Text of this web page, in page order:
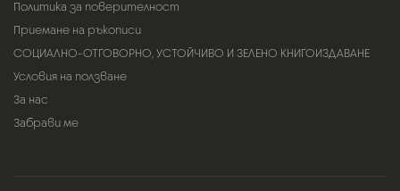
Политика за поверителност
Приемане на ръкописи
СОЦИАЛНО-ОТГОВОРНО, УСТОЙЧИВО И ЗЕЛЕНО КНИГОИЗДАВАНЕ
Условия на ползване
За нас
Забрави ме